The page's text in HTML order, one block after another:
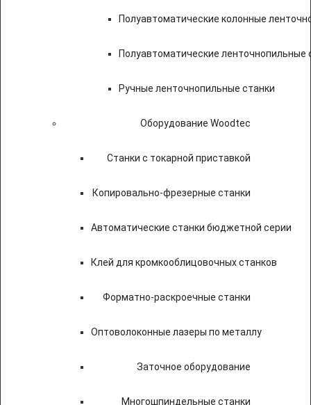
Полуавтоматические колонные
Полуавтоматические ленточнопильные
Ручные ленточнопильные станки
Оборудование Woodtec
Станки с токарной приставкой
Копировально-фрезерные станки
Автоматические станки бюджетной серии
Клей для кромкооблицовочных станков
Форматно-раскроечные станки
Оптоволоконные лазеры по металлу
Заточное оборудование
Многошпиндельные станки